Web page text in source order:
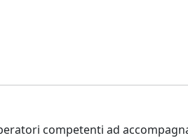
competenti ad